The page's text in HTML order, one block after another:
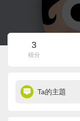
3
積分
Ta的主題